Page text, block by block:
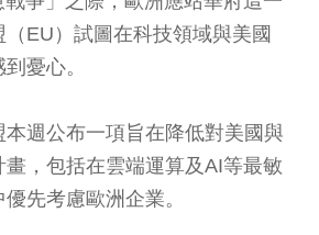
EU）試圖在科技領域與美國
憂心。
週公布一項旨在降低對美國與
，包括在雲端運算及AI等最敏
先考慮歐洲企業。